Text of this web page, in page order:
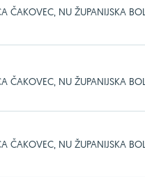
ČAKOVEC, NU ŽUPANIJSKA
ČAKOVEC, NU ŽUPANIJSKA
ČAKOVEC, NU ŽUPANIJSKA